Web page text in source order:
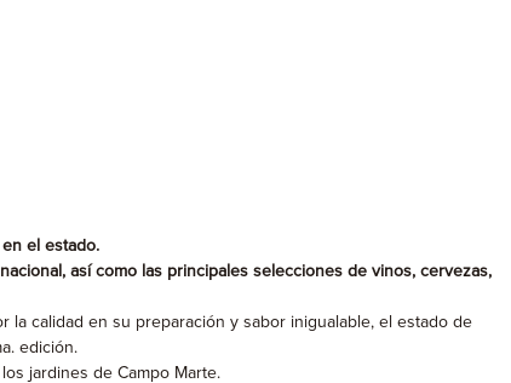
el estado.
así como las principales selecciones de vinos, cervezas,
la calidad en su preparación y sabor inigualable, el estado de
edición.
jardines de Campo Marte.